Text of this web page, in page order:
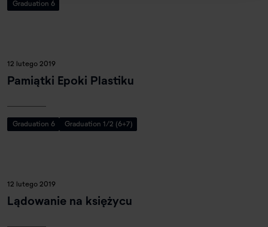
Graduation 6
12 lutego 2019
Pamiątki Epoki Plastiku
Graduation 6 Graduation 1/2 (6+7)
12 lutego 2019
Lądowanie na księżycu